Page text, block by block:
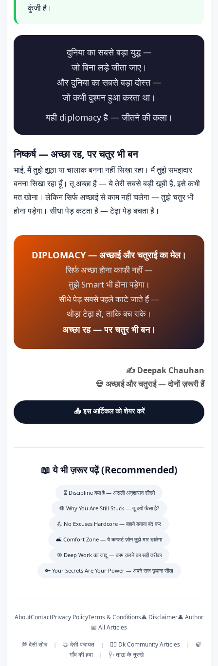
कुंजी है।
दुनिया का सबसे बड़ा युद्ध —
जो बिना लड़े जीता जाए।
और दुनिया का सबसे बड़ा दोस्त —
जो कभी दुश्मन हुआ करता था।
यही diplomacy है — जीतने की कला।
निष्कर्ष — अच्छा रह, पर चतुर भी बन
भाई, मैं तुझे झूठा या चालाक बनना नहीं सिखा रहा। मैं तुझे समझदार
बनना सिखा रहा हूँ। तू अच्छा है — ये तेरी सबसे बड़ी खूबी है, इसे कभी
मत खोना। लेकिन सिर्फ अच्छाई से काम नहीं चलेगा — तुझे चतुर भी
होना पड़ेगा। सीधा पेड़ कटता है — टेढ़ा पेड़ बचता है।
DIPLOMACY — अच्छाई और चतुराई का मेल।
सिर्फ अच्छा होना काफी नहीं —
तुझे Smart भी होना पड़ेगा।
सीधे पेड़ सबसे पहले काटे जाते हैं —
थोड़ा टेढ़ा हो, ताकि बच सके।
अच्छा रह — पर चतुर भी बन।
✍️ Deepak Chauhan
💀 अच्छाई और चतुराई — दोनों ज़रूरी हैं
📤 इस आर्टिकल को शेयर करें
📖 ये भी ज़रूर पढ़ें (Recommended)
⏳ Discipline क्या है — असली अनुशासन सीखो
🛑 Why You Are Still Stuck — तू क्यों फँसा है?
💪 No Excuses Hardcore — बहाने बनाना बंद कर
🛋️ Comfort Zone — ये कम्फर्ट ज़ोन तुझे मार डालेगा
🎯 Deep Work का जादू — काम करने का सही तरीका
🔑 Your Secrets Are Your Power — अपने राज़ छुपाना सीख
AboutContactPrivacy PolicyTerms & Conditions⚠️ Disclaimer👤 Author
📖 All Articles
💭 देसी सोच | 🤝 देसी पंचायत | 🕵️‍♂️ Dk Community Articles |
🍃
गाँव की हवा
| 🩺 ताऊ के नुस्खे